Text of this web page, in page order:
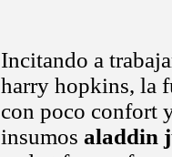
Incitando a
harry hopkins, la
con poco confort
insumos aladdin